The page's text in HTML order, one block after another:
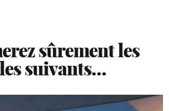
sûrement les
suivants…